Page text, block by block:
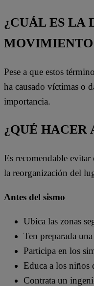
¿CUÁL ES LA
Pese a que estos
ha causado víctimas o
importancia.
¿QUÉ HACER
Es recomendable
la reorganización del
Antes del sismo
Ubica las zonas
Ten preparada
Participa en los
Educa a los niños
Contrata un